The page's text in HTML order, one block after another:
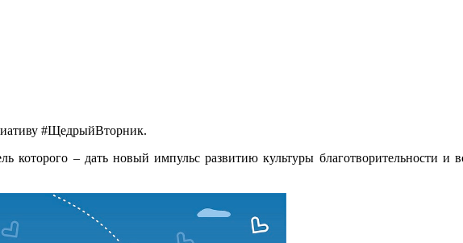
#ЩедрыйВторник.
которого – дать новый импульс развитию культуры благотворительности